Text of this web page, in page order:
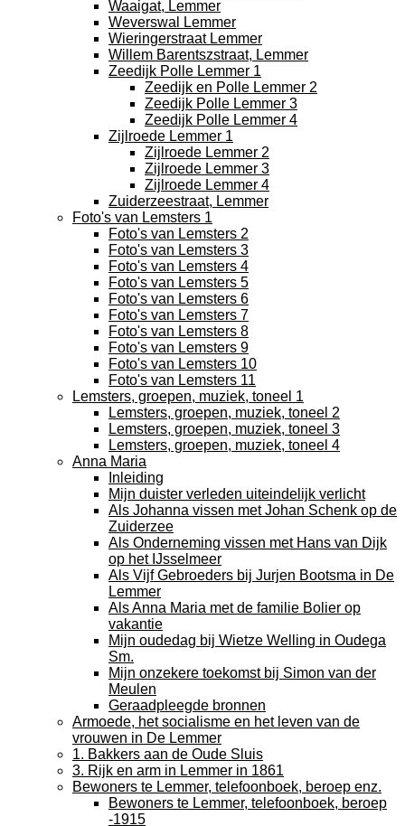
Waaigat, Lemmer
Weverswal Lemmer
Wieringerstraat Lemmer
Willem Barentszstraat, Lemmer
Zeedijk Polle Lemmer 1
Zeedijk en Polle Lemmer 2
Zeedijk Polle Lemmer 3
Zeedijk Polle Lemmer 4
Zijlroede Lemmer 1
Zijlroede Lemmer 2
Zijlroede Lemmer 3
Zijlroede Lemmer 4
Zuiderzeestraat, Lemmer
Foto's van Lemsters 1
Foto's van Lemsters 2
Foto's van Lemsters 3
Foto's van Lemsters 4
Foto's van Lemsters 5
Foto's van Lemsters 6
Foto's van Lemsters 7
Foto's van Lemsters 8
Foto's van Lemsters 9
Foto's van Lemsters 10
Foto's van Lemsters 11
Lemsters, groepen, muziek, toneel 1
Lemsters, groepen, muziek, toneel 2
Lemsters, groepen, muziek, toneel 3
Lemsters, groepen, muziek, toneel 4
Anna Maria
Inleiding
Mijn duister verleden uiteindelijk verlicht
Als Johanna vissen met Johan Schenk op de
Zuiderzee
Als Onderneming vissen met Hans van Dijk
op het IJsselmeer
Als Vijf Gebroeders bij Jurjen Bootsma in De
Lemmer
Als Anna Maria met de familie Bolier op
vakantie
Mijn oudedag bij Wietze Welling in Oudega
Sm.
Mijn onzekere toekomst bij Simon van der
Meulen
Geraadpleegde bronnen
Armoede, het socialisme en het leven van de
vrouwen in De Lemmer
1. Bakkers aan de Oude Sluis
3. Rijk en arm in Lemmer in 1861
Bewoners te Lemmer, telefoonboek, beroep enz.
Bewoners te Lemmer, telefoonboek, beroep
-1915